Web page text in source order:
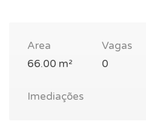
Area
66.00 m²
Vagas
0
Imediações